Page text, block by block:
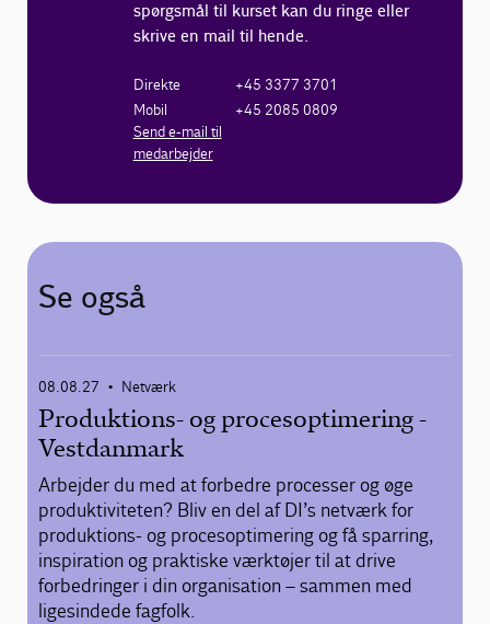
spørgsmål til kurset kan du ringe eller
skrive en mail til hende.
Direkte
+45 3377 3701
Mobil
+45 2085 0809
Send e-mail til
medarbejder
Se også
08.08.27 • Netværk
Produktions- og procesoptimering -
Vestdanmark
Arbejder du med at forbedre processer og øge
produktiviteten? Bliv en del af DI’s netværk for
produktions- og procesoptimering og få sparring,
inspiration og praktiske værktøjer til at drive
forbedringer i din organisation – sammen med
ligesindede fagfolk.